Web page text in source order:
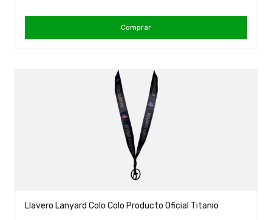
Comprar
Llavero Lanyard Colo Colo Producto Oficial Titanio